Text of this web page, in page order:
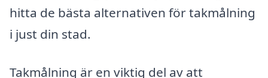
hitta de bästa alternativen för takmålning
i just din stad.
Takmålning är en viktig del av att